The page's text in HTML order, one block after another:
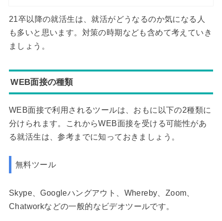
21卒以降の就活生は、就活がどうなるのか気になる人
も多いと思います。対策の時期なども含めて考えていき
ましょう。
WEB面接の種類
WEB面接で利用されるツールは、おもに以下の2種類に
分けられます。これからWEB面接を受ける可能性があ
る就活生は、参考までに知っておきましょう。
無料ツール
Skype、Googleハングアウト、Whereby、Zoom、
Chatworkなどの一般的なビデオツールです。